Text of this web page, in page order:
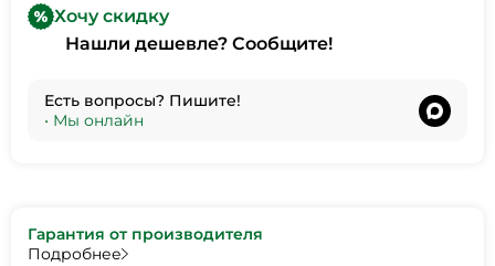
Хочу скидку
Нашли дешевле? Сообщите!
Есть вопросы? Пишите!
• Мы онлайн
Гарантия от производителя
Подробнее